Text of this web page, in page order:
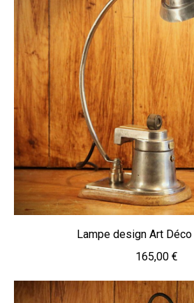
Lampe design Art
165,00 €